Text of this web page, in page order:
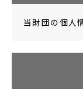
当財団の個人